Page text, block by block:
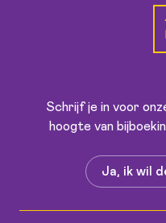
Schrijf je in voor
hoogte van
Ja, ik wil